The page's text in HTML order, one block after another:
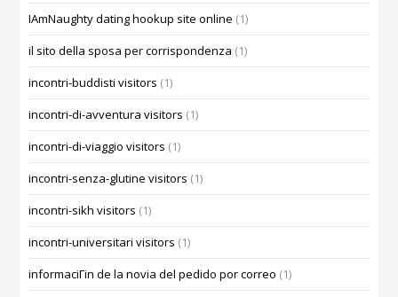
IAmNaughty dating hookup site online (1)
il sito della sposa per corrispondenza (1)
incontri-buddisti visitors (1)
incontri-di-avventura visitors (1)
incontri-di-viaggio visitors (1)
incontri-senza-glutine visitors (1)
incontri-sikh visitors (1)
incontri-universitari visitors (1)
informaciГіn de la novia del pedido por correo (1)